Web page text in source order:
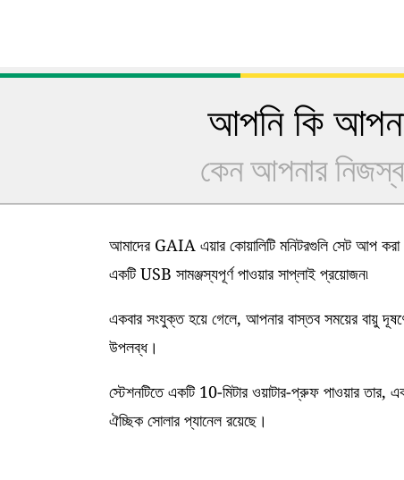
আপনি কি
কেন আপনার নিজস্ব
আমাদের GAIA এয়ার কোয়ালিটি মনিটরগুলি সেট আপ
একটি USB সামঞ্জস্যপূর্ণ পাওয়ার সাপ্লাই প্রয়োজন৷
একবার সংযুক্ত হয়ে গেলে, আপনার বাস্তব সময়ের বায়ু
উপলব্ধ।
স্টেশনটিতে একটি 10-মিটার ওয়াটার-প্রুফ পাওয়ার তার,
ঐচ্ছিক সোলার প্যানেল রয়েছে।